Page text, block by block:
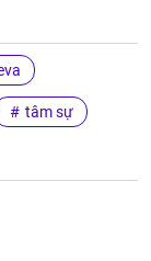
tâm sự